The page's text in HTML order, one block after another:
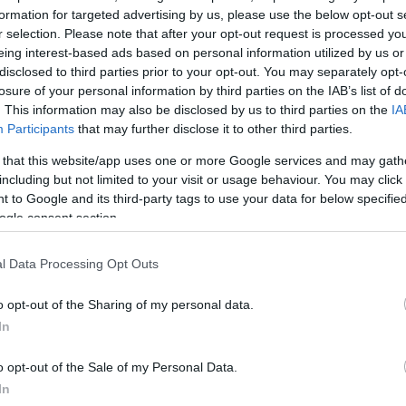
for targeted advertising by us, please use the below opt-out
selection. Please note that after your opt-out request is processed
interest-based ads based on personal information utilized by us
to third parties prior to your opt-out. You may separately
of your personal information by third parties on the IAB’s list of
This information may also be disclosed by us to third parties on the
Participants that may further disclose it to other third parties.
that this website/app uses one or more Google services and may
but not limited to your visit or usage behaviour. You may
to Google and its third-party tags to use your data for below
consent section.
Data Processing Opt Outs
opt-out of the Sharing of my personal data.
opt-out of the Sale of my Personal Data.
κουβέντας, ο ηθοποιός ανέφερε: «Η μνήμη της
και τον πατέρα μου, πολλές φορές με συγκινεί
μου- είναι πάρα πολύ σημαντικές αυτές οι
θυμόμαστε ποιοι είμαστε, από πού ερχόμαστε.
ότι, ξέρεις, “δεν μιλάω με τον πατέρα μου, δεν
μιλάω με τα αδέλφια μου, έχουμε τα κληρονομικά,
επαναλαμβάνω, είναι οι μικρότητες τις οποίες
εαυτό μας.